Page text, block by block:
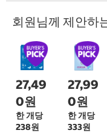
회원님께 제안하
27,49
0원
한 개당
238원
27,99
0원
한 개당
333원